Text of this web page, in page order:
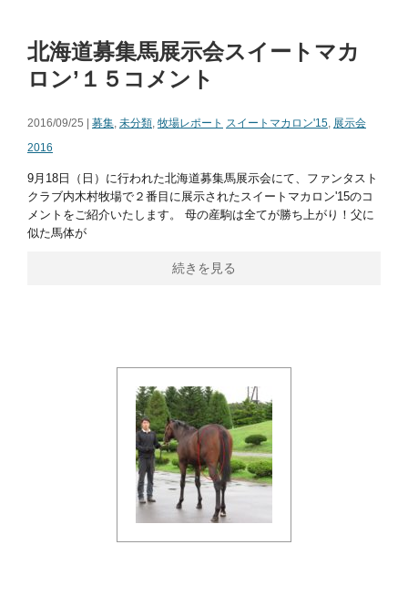
北海道募集馬展示会スイートマカ
ロン’１５コメント
2016/09/25 | 募集, 未分類, 牧場レポート スイートマカロン'15, 展示会
2016
9月18日（日）に行われた北海道募集馬展示会にて、ファンタスト
クラブ内木村牧場で２番目に展示されたスイートマカロン'15のコ
メントをご紹介いたします。 母の産駒は全てが勝ち上がり！父に
似た馬体が
続きを見る